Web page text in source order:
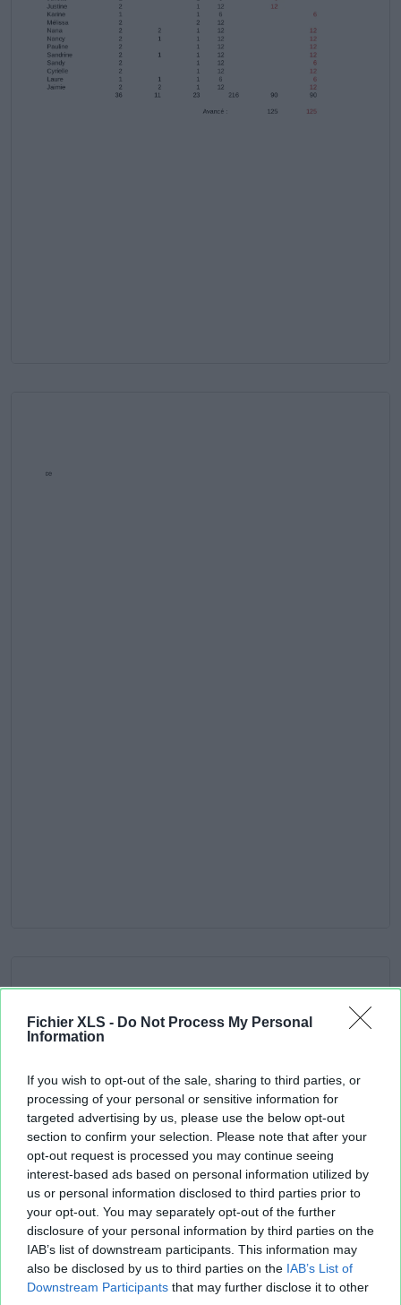
Fichier XLS - Do Not Process My Personal
Information
If you wish to opt-out of the sale, sharing to third parties, or
processing of your personal or sensitive information for
targeted advertising by us, please use the below opt-out
section to confirm your selection. Please note that after your
opt-out request is processed you may continue seeing
interest-based ads based on personal information utilized by
us or personal information disclosed to third parties prior to
your opt-out. You may separately opt-out of the further
disclosure of your personal information by third parties on the
IAB’s list of downstream participants. This information may
also be disclosed by us to third parties on the IAB’s List of
Downstream Participants that may further disclose it to other